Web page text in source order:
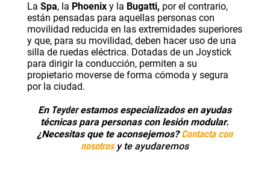
La Spa, la Phoenix y la Bugatti, por el contrario,
están pensadas para aquellas personas con
movilidad reducida en las extremidades superiores
y que, para su movilidad, deben hacer uso de una
silla de ruedas eléctrica. Dotadas de un Joystick
para dirigir la conducción, permiten a su
propietario moverse de forma cómoda y segura
por la ciudad.
En Teyderestamos especializados en ayudas
técnicas para personas con lesión modular.
¿Necesitas que te aconsejemos? Contacta con
nosotrosy te ayudaremos